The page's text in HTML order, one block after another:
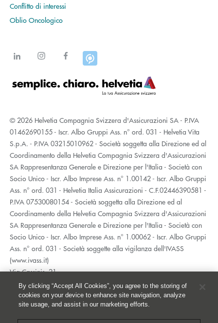
Conflitto di interessi
Oblio Oncologico
© 2026 Helvetia Compagnia Svizzera d'Assicurazioni SA - P.IVA
01462690155 - Iscr. Albo Gruppi Ass. n° ord. 031 - Helvetia Vita
S.p.A. - P.IVA 03215010962 - Società soggetta alla Direzione ed al
Coordinamento della Helvetia Compagnia Svizzera d'Assicurazioni
SA Rappresentanza Generale e Direzione per l'Italia - Società con
Socio Unico - Iscr. Albo Imprese Ass. n° 1.00142 - Iscr. Albo Gruppi
Ass. n° ord. 031 - Helvetia Italia Assicurazioni - C.F.02446390581 -
P.IVA 07530080154 - Società soggetta alla Direzione ed al
Coordinamento della Helvetia Compagnia Svizzera d'Assicurazioni
SA Rappresentanza Generale e Direzione per l'Italia - Società con
Socio Unico - Iscr. Albo Imprese Ass. n° 1.00062 - Iscr. Albo Gruppi
Ass. n° ord. 031 - Società soggette alla vigilanza dell'IVASS
(www.ivass.it)
Via Cassinis, 21
20139 Milano
02 5351.1
Accessibilità
By clicking “Accept All Cookies”, you agree to the storing of
cookies on your device to enhance site navigation, analyze
site usage, and assist in our marketing efforts.